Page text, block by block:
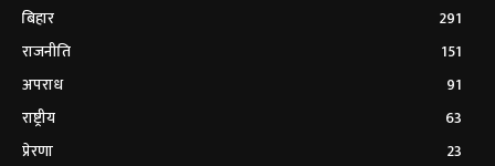
बिहार
291
राजनीति
151
अपराध
91
राष्ट्रीय
63
प्रेरणा
23